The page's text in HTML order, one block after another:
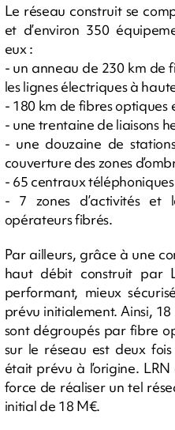
Le réseau construit se
et d’environ 350
eux :
- un anneau de 230 km de
les lignes électriques à
- 180 km de fibres optiques
- une trentaine de liaisons
- une douzaine de
couverture des zones
- 65 centraux
- 7 zones d’activités et
opérateurs fibrés.
Par ailleurs, grâce à une
haut débit construit par
performant, mieux
prévu initialement. Ainsi,
sont dégroupés par fibre
sur le réseau est deux
était prévu à l’origine.
force de réaliser un tel
initial de 18 M€.